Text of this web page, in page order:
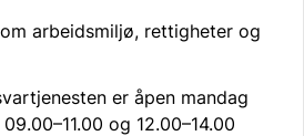
arbeidsmiljø, rettigheter og
er åpen mandag
og 12.00–14.00